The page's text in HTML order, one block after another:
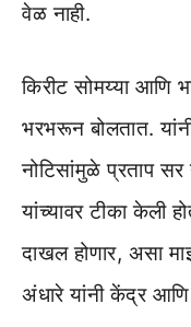
वेळ नाही.
किरीट सोमय्या आणि
भरभरून बोलतात. यांनी
नोटिसांमुळे प्रताप
यांच्यावर टीका केली
दाखल होणार, असा
अंधारे यांनी केंद्र